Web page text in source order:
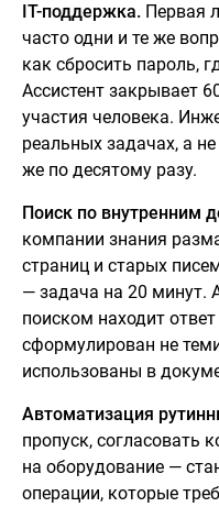
IT-поддержка. Первая
часто одни и те же
как сбросить пароль,
Ассистент закрывает
участия человека.
реальных задачах, а
же по десятому разу.
Поиск по внутренним
компании знания
страниц и старых
— задача на 20 минут.
поиском находит
сформулирован не
использованы в
Автоматизация
пропуск, согласовать
на оборудование —
операции, которые